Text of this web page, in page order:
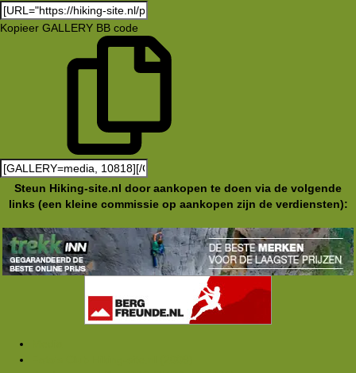
Kopieer GALLERY BB code
Steun Hiking-site.nl door aankopen te doen via de volgende
links (een kleine commissie op aankopen zijn de verdiensten):